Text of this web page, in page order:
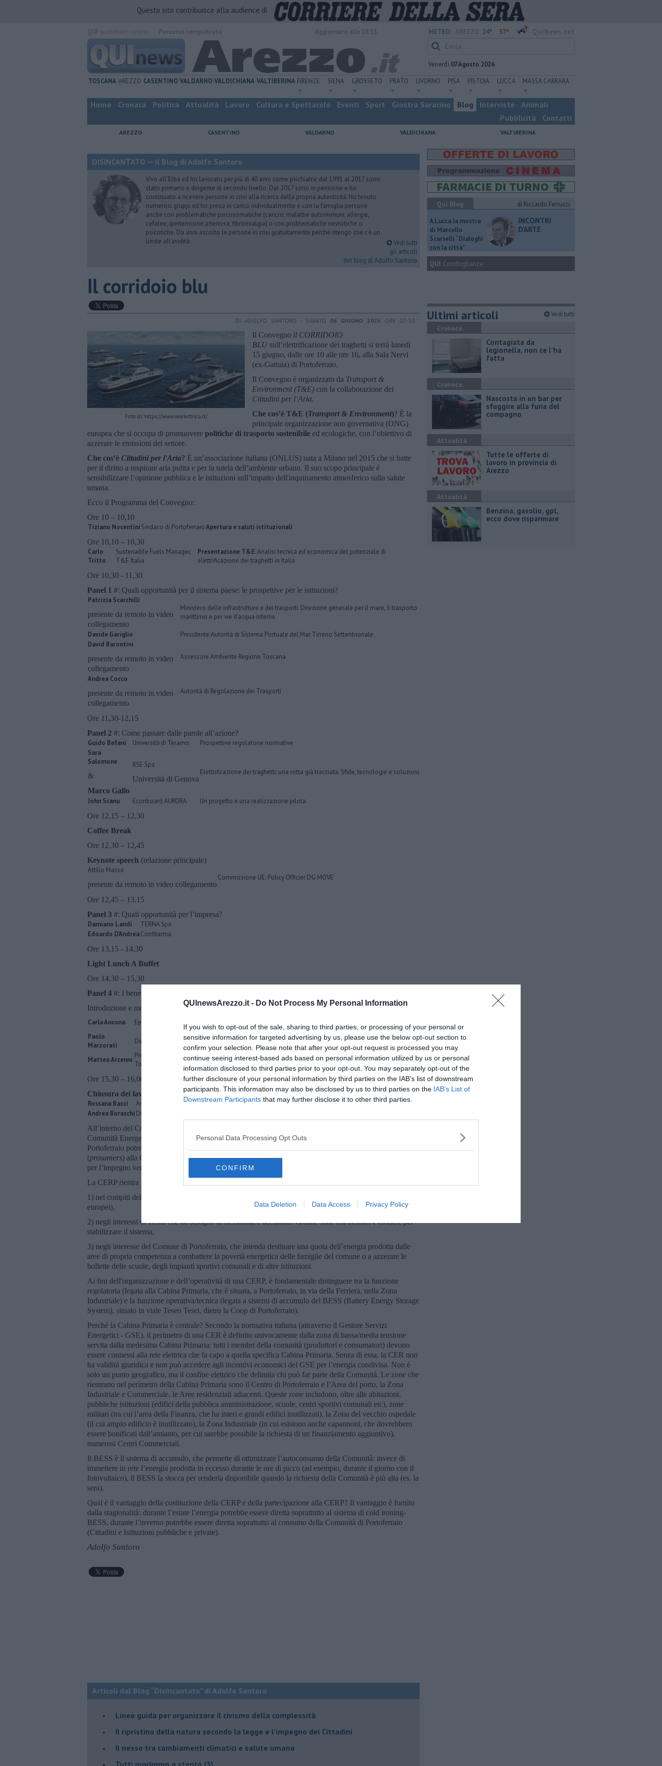
QUInewsArezzo.it - Do Not Process My Personal Information
If you wish to opt-out of the sale, sharing to third parties, or processing of your personal or
sensitive information for targeted advertising by us, please use the below opt-out section to
confirm your selection. Please note that after your opt-out request is processed you may
continue seeing interest-based ads based on personal information utilized by us or personal
information disclosed to third parties prior to your opt-out. You may separately opt-out of the
further disclosure of your personal information by third parties on the IAB’s list of downstream
participants. This information may also be disclosed by us to third parties on the IAB’s List of
Downstream Participants that may further disclose it to other third parties.
Personal Data Processing Opt Outs
CONFIRM
Data Deletion Data Access Privacy Policy
Questo sito contribuisce alla audience di
METEO: 24° 37°
Venerdì 07 Agosto 2026
TOSCANA AREZZO CASENTINO VALDARNO VALDICHIANA VALTIBERINA FIRENZE SIENA GROSSETO PRATO LIVORNO PISA PISTOIA LUCCA MASSA CARRARA
Home Cronaca Politica Attualità Lavoro Cultura e Spettacolo Eventi Sport Giostra Saracino Blog Interviste
Animali
Pubblicità
Contatti
AREZZO CASENTINO VALDARNO VALDICHIANA VALTIBERINA
DISINCANTATO — il Blog di Adolfo Santoro
Vivo all’Elba ed ho lavorato per più di 40 anni come psichiatra; dal 1991 al 2017 sono
stato primario e dirigente di secondo livello. Dal 2017 sono in pensione e ho
continuato a ricevere persone in crisi alla ricerca della propria autenticità. Ho tenuto
numerosi gruppi ed ho preso in carico individualmente e con la famiglia persone
anche con problematiche psicosomatiche (cancro, malattie autoimmuni, allergie,
cefalee, ipertensione arteriosa, fibromialgia) o con problematiche nevrotiche o
psicotiche. Da anni ascolto le persone in crisi gratuitamente perché ritengo che c’è un
limite all’avidità.
Vedi tutti
gli articoli
del blog di Adolfo Santoro
Il corridoio blu
DI ADOLFO SANTORO - SABATO 06 GIUGNO 2026 ORE 07:30
Foto di: https://www.vaielettrico.it/
Il Convegno il CORRIDOIO
BLU sull’elettrificazione dei traghetti si terrà lunedì
15 giugno, dalle ore 10 alle ore 16, alla Sala Nervi
(ex-Gattaia) di Portoferraio.
Il Convegno è organizzato da Transport &
Environment (T&E) con la collaborazione dei
Cittadini per l’Aria.
Che cos’è T&E (Transport & Environment)? È la
principale organizzazione non governativa (ONG)
europea che si occupa di promuovere politiche di trasporto sostenibile ed ecologiche, con l’obiettivo di
azzerare le emissioni del settore.
Che cos’è Cittadini per l'Aria? È un’associazione italiana (ONLUS) nata a Milano nel 2015 che si batte
per il diritto a respirare aria pulita e per la tutela dell’ambiente urbano. Il suo scopo principale è
sensibilizzare l’opinione pubblica e le istituzioni sull’impatto dell'inquinamento atmosferico sulla salute
umana.
Ecco il Programma del Convegno:
Ore 10 – 10,10
Tiziano Nocentini Sindaco di PortoferraioApertura e saluti istituzionali
Ore 10,10 – 10,30
Carlo
Tritto
Sustenaible Fuels Manager,
T&E Italia
Presentazione T&E: Analisi tecnica ed economica del potenziale di
elettrificazione dei traghetti in Italia
Ore 10,30 - 11,30
Panel 1 #: Quali opportunità per il sistema paese: le prospettive per le istituzioni?
Patrizia Scarchilli
presente da remoto in video
collegamento
Ministero delle infrastrutture e dei trasporti. Direzione generale per il mare, il trasporto
marittimo e per vie d’acqua interne
Davide Gariglio
Presidente Autorità di Sistema Portuale del Mar Tirreno Settentrionale
David Barontini
presente da remoto in video
collegamento
Assessore Ambiente Regione Toscana
Andrea Cocco
presente da remoto in video
collegamento
Autorità di Regolazione dei Trasporti
Ore 11,30-12,15
Panel 2 #: Come passare dalle parole all’azione?
Guido Befani
Università di Teramo
Prospettive regolatorie normative
Sara
Salomone
&
Marco Gallo
RSE Spa
Università di Genova
Elettrificazione dei traghetti: una rotta già tracciata. Sfide, tecnologie e soluzioni
John Scanu Econboard AURORA
Un progetto e una realizzazione pilota
Ore 12,15 – 12,30
Coffee Break
Ore 12,30 – 12,45
Keynote speech (relazione principale)
Attilio Massa
presente da remoto in video collegamento
Commissione UE, Policy Officier DG MOVE
Ore 12,45 – 13,15
Panel 3 #: Quali opportunità per l’impresa?
Damiano Landi
TERNA Spa
Edoardo D’AndreaConfitarma
Ore 13,15 - 14,30
Light Lunch A Buffet
Ore 14,30 – 15,30
Panel 4 #: I benefici dell’elettrificazione dei traghetti sul territorio e per l’essere umano.
Introduzione e moderazione a cura diAdolfo Santoro(Psichiatra e Psicoterapeuta)
Carla Ancona
Epidemiologa del Servizio Sanitario del Lazio
SALPIAM.
Paolo
Marzorati
Direttore Sanitario Ospedale di Portoferraio Transizione marittima verde e salute pubblica
Matteo Arcenni
Presidente Parco Nazionale Arcipelago
Toscano
Il turismo sostenibile
Ore 15,30 – 16,00
Chiusura dei lavori
Rossana Bacci
Assessore all’Ambiente del Comune di Piombino
Andrea Boraschi Direttore T&E Italia
All’interno del Convegno si parlerà, più o meno esplicitamente, della possibilità della costituzione di una
Comunità Energetica Rinnovabile di Porto (CERP). Nel caso sia realizzata questa possibilità i Cittadini di
Portoferraio potrebbero partecipare come consumatori (
(prosumers) alla CERP. All’interno del Convegno sono co-presenti i soggetti che dovrebbero accordarsi
per l’impegno verso la CERP: l’Autorità Portuale, Terna e il Sindaco di Portoferraio.
La CERP rientra infatti
1) nei compiti dell’Autorità di Sistema Portuale (AdSP) per decarbonizzare i porti (e adempiere ai mandati
europei),
2) negli interessi di Terna che ha bisogno di flessibilità e accumulo virtuale sulle reti insulari e costiere per
stabilizzare il sistema,
3) negli interesse del Comune di Portoferraio, che intenda destinare una quota dell’energia prodotta dalle
aree di propria competenza a combattere la povertà energetica delle famiglie del comune o a azzerare le
bollette delle scuole, degli impianti sportivi comunali e di altre istituzioni.
Ai fini dell'organizzazione e dell’operatività di una CERP, è fondamentale distinguere tra la funzione
regolatoria (legata alla Cabina Primaria, che è situata, a Portoferraio, in via della Ferriera, nella Zona
Industriale) e la funzione operativa/tecnica (legata a sistemi di accumulo del BESS (Battery Energy Storage
System), situato in viale Teseo Tesei, dietro la Coop di Portoferraio).
Perché la Cabina Primaria è centrale? Secondo la normativa italiana (attraverso il Gestore Servizi
Energetici - GSE), il perimetro di una CER è definito univocamente dalla zona di bassa/media tensione
servita dalla medesima Cabina Primaria: tutti i membri della comunità (produttori e consumatori) devono
essere connessi alla rete elettrica che fa capo a quella specifica Cabina Primaria. Senza di essa, la CER non
ha validità giuridica e non può accedere agli incentivi economici del GSE per l’energia condivisa. Non è
solo un punto geografico, ma il confine elettrico che delimita chi può far parte della Comunità. Le zone che
rientrano nel perimetro della Cabina Primaria sono il Centro di Portoferraio e l’Area del porto, la Zona
Industriale e Commerciale, le Aree residenziali adiacenti. Queste zone includono, oltre alle abitazioni,
pubbliche istituzioni (edifici della pubblica amministrazione, scuole, centri sportivi comunali etc), zone
militari (tra cui l’area della Finanza, che ha interi e grandi edifici inutilizzati), la Zona del vecchio ospedale
(il cui ampio edificio è inutilizzato), la Zona Industriale (in cui esistono anche capannoni, che dovrebbero
essere bonificati dall’amianto, per cui sarebbe possibile la richiesta di un finanziamento aggiuntivo),
numerosi Centri Commerciali.
Il BESS è il sistema di accumulo, che permette di ottimizzare l’autoconsumo della Comunità: invece di
immettere in rete l’energia prodotta in eccesso durante le ore di picco (ad esempio, durante il giorno con il
fotovoltaico), il BESS la stocca per renderla disponibile quando la richiesta della Comunità è più alta (es. la
sera).
Qual è il vantaggio della costituzione della CERP e della partecipazione alla CERP? Il vantaggio è fornito
dalla stagionalità: durante l’estate l’energia potrebbe essere diretta soprattutto al sistema di cold ironing-
BESS, durante l’inverno potrebbe essere diretta soprattutto al consumo della Comunità di Portoferraio
(Cittadini e Istituzioni pubbliche e private).
Adolfo Santoro
Articoli dal Blog “Disincantato” di Adolfo Santoro
​Linee guida per organizzare il civismo della complessità
​Il ripristino della natura secondo la legge e l’impegno dei Cittadini
Il nesso tra cambiamenti climatici e salute umana
Tutti morimmo a stento (3)
Qui Blog
di Riccardo Ferrucci
A Lucca la mostra
di Marcello
Scarselli “Dialoghi
con la città"
INCONTRI
D'ARTE
QUI Condoglianze
Ultimi articoli Vedi tutti
Cronaca
Contagiata da
legionella, non ce l'ha
fatta
Cronaca
Nascosta in un bar per
sfuggire alla furia del
compagno
Attualità
​Tutte le offerte di
lavoro in provincia di
Arezzo
Attualità
​Benzina, gasolio, gpl,
ecco dove risparmiare